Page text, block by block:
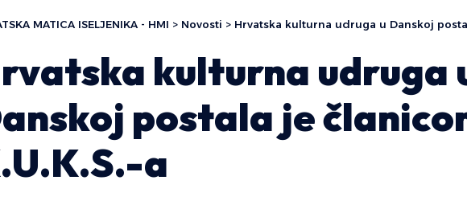
MATICA ISELJENIKA - HMI > Novosti > Hrvatska kulturna udruga u Danskoj
kulturna udruga
postala je
a